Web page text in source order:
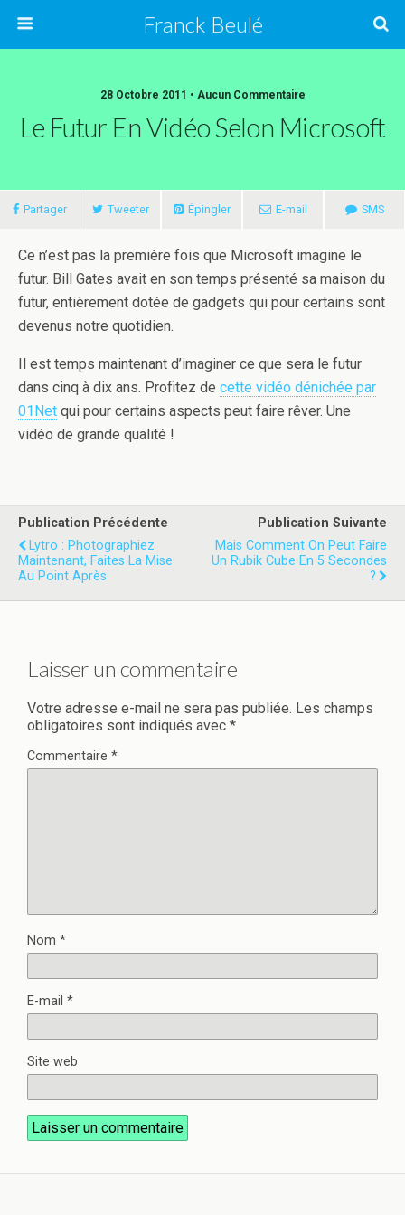
Franck Beulé
28 Octobre 2011 • Aucun Commentaire
Le Futur En Vidéo Selon Microsoft
Partager Tweeter Épingler E-mail SMS
Ce n’est pas la première fois que Microsoft imagine le
futur. Bill Gates avait en son temps présenté sa maison du
futur, entièrement dotée de gadgets qui pour certains sont
devenus notre quotidien.
Il est temps maintenant d’imaginer ce que sera le futur
dans cinq à dix ans. Profitez de cette vidéo dénichée par
01Net qui pour certains aspects peut faire rêver. Une
vidéo de grande qualité !
Publication Précédente
Lytro : Photographiez
Maintenant, Faites La Mise
Au Point Après
Publication Suivante
Mais Comment On Peut Faire
Un Rubik Cube En 5 Secondes
?
Laisser un commentaire
Votre adresse e-mail ne sera pas publiée. Les champs
obligatoires sont indiqués avec *
Commentaire *
Nom *
E-mail *
Site web